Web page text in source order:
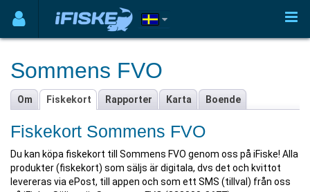
Sommens FVO
Om Fiskekort Rapporter Karta Boende
Fiskekort Sommens FVO
Du kan köpa fiskekort till Sommens FVO genom oss på iFiske! Alla
produkter (fiskekort) som säljs är digitala, dvs det och kvittot
levereras via ePost, till appen och som ett SMS (tillval) från oss